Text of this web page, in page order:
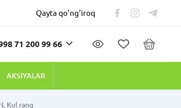
Qayta qo'ng'iroq
71 200 99 66
AKSIYALAR
Kul rang